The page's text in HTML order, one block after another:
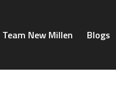
Team New Millen Blogs